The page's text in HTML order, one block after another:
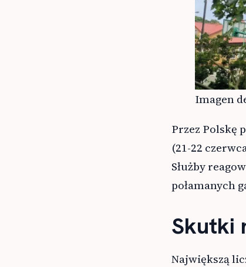
Imagen
Przez Polskę
(21-22
Służby
połamanych
Skutki
Największą